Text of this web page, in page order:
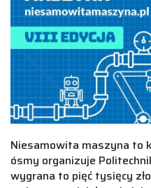
Niesamowita maszyna to
ósmy organizuje
wygrana to pięć tysięcy